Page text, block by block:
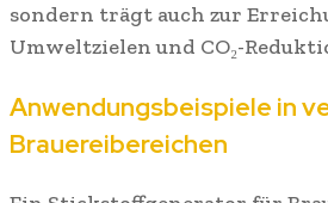
sondern trägt auch zur
Umweltzielen und CO₂-
Anwendungsbeispiele in
Brauereibereichen